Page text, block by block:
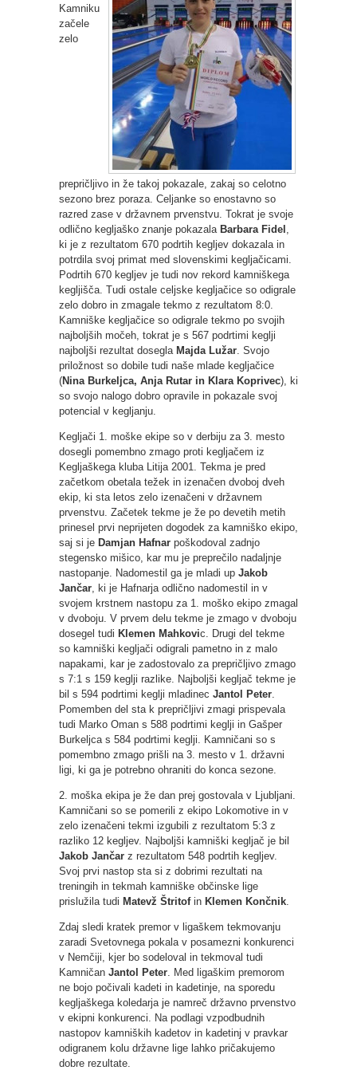
Kamniku
začele
zelo
prepričljivo in že takoj pokazale, zakaj so celotno
sezono brez poraza. Celjanke so enostavno so
razred zase v državnem prvenstvu. Tokrat je svoje
odlično kegljaško znanje pokazala Barbara Fidel
ki je z rezultatom 670 podrtih kegljev dokazala in
potrdila svoj primat med slovenskimi kegljačicami.
Podrtih 670 kegljev je tudi nov rekord kamniškega
kegljišča. Tudi ostale celjske kegljačice so odigrale
zelo dobro in zmagale tekmo z rezultatom 8:0.
Kamniške kegljačice so odigrale tekmo po svojih
najboljših močeh, tokrat je s 567 podrtimi keglji
najboljši rezultat dosegla Majda Lužar . Svojo
priložnost so dobile tudi naše mlade kegljačice
(Nina Burkeljca, Anja Rutar in Klara Koprivec), ki
so svojo nalogo dobro opravile in pokazale svoj
potencial v kegljanju.
Kegljači 1. moške ekipe so v derbiju za 3. mesto
dosegli pomembno zmago proti kegljačem iz
Kegljaškega kluba Litija 2001. Tekma je pred
začetkom obetala težek in izenačen dvoboj dveh
ekip, ki sta letos zelo izenačeni v državnem
prvenstvu. Začetek tekme je že po devetih metih
prinesel prvi neprijeten dogodek za kamniško ekipo,
saj si je Damjan Hafnar poškodoval zadnjo
stegensko mišico, kar mu je preprečilo nadaljnje
nastopanje. Nadomestil ga je mladi up Jakob
Jančar , ki je Hafnarja odlično nadomestil in v
svojem krstnem nastopu za 1. moško ekipo zmagal
v dvoboju. V prvem delu tekme je zmago v dvoboju
dosegel tudi Klemen Mahkovic. Drugi del tekme
so kamniški kegljači odigrali pametno in z malo
napakami, kar je zadostovalo za prepričljivo zmago
s 7:1 s 159 keglji razlike. Najboljši kegljač tekme je
bil s 594 podrtimi keglji mladinec Jantol Peter
Pomemben del sta k prepričljivi zmagi prispevala
tudi Marko Oman s 588 podrtimi keglji in Gašper
Burkeljca s 584 podrtimi keglji. Kamničani so s
pomembno zmago prišli na 3. mesto v 1. državni
ligi, ki ga je potrebno ohraniti do konca sezone.
2. moška ekipa je že dan prej gostovala v Ljubljani.
Kamničani so se pomerili z ekipo Lokomotive in v
zelo izenačeni tekmi izgubili z rezultatom 5:3 z
razliko 12 kegljev. Najboljši kamniški kegljač je bil
Jakob Jančar z rezultatom 548 podrtih kegljev.
Svoj prvi nastop sta si z dobrimi rezultati na
treningih in tekmah kamniške občinske lige
prislužila tudi Matevž Štritofin Klemen Končnik
Zdaj sledi kratek premor v ligaškem tekmovanju
zaradi Svetovnega pokala v posamezni konkurenci
v Nemčiji, kjer bo sodeloval in tekmoval tudi
Kamničan Jantol Peter . Med ligaškim premorom
ne bojo počivali kadeti in kadetinje, na sporedu
kegljaškega koledarja je namreč državno prvenstvo
v ekipni konkurenci. Na podlagi vzpodbudnih
nastopov kamniških kadetov in kadetinj v pravkar
odigranem kolu državne lige lahko pričakujemo
dobre rezultate.